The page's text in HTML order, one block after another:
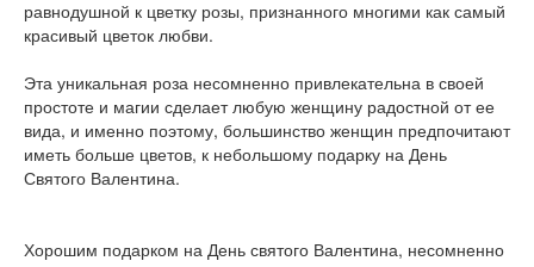
равнодушной к цветку розы, признанного многими как самый
красивый цветок любви.
Эта уникальная роза несомненно привлекательна в своей
простоте и магии сделает любую женщину радостной от ее
вида, и именно поэтому, большинство женщин предпочитают
иметь больше цветов, к небольшому подарку на День
Святого Валентина.
Хорошим подарком на День святого Валентина, несомненно